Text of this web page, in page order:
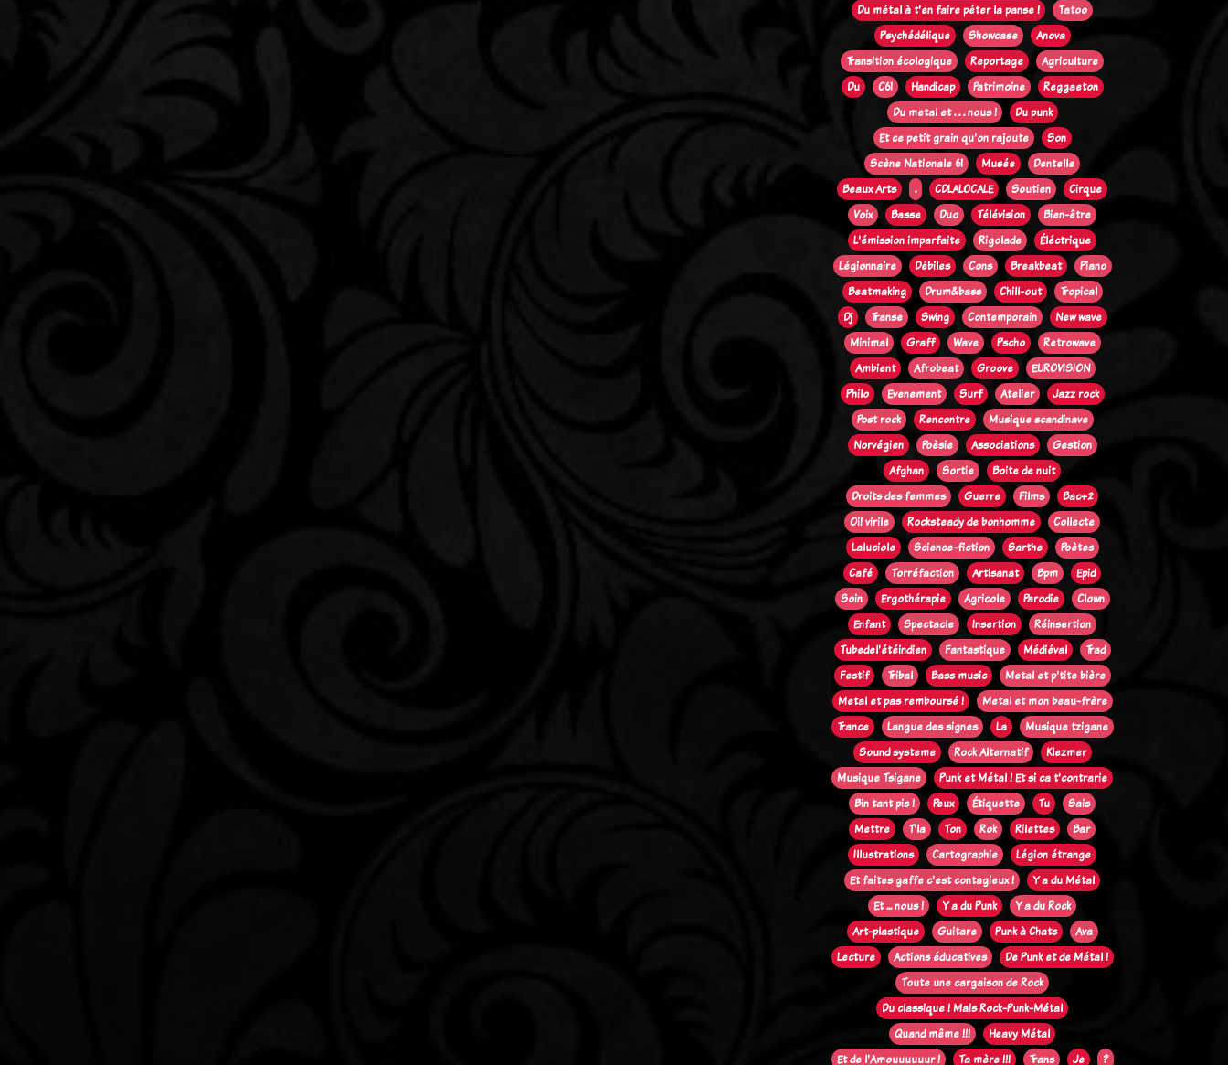
Du métal à t'en faire péter la panse !
Tatoo
Psychédélique
Showcase
Anova
Transition écologique
Reportage
Agriculture
Du
C61 Handicap Patrimoine
Reggaeton
Du metal et . . . nous !
Du punk
Et ce petit grain qu'on rajoute
Son
Scène Nationale 61
Musée
Dentelle
Beaux Arts
. CDLALOCALE Soutien
Cirque
Voix
Basse Duo Télévision
Bien-être
L'émission imparfaite
Rigolade
Éléctrique
Légionnaire
Débiles Cons Breakbeat
Piano
Beatmaking
Drum&bass Chill-out
Tropical
Dj
Transe Swing Contemporain
New wave
Minimal
Graff Wave Pscho
Retrowave
Ambient
Afrobeat Groove
EUROVISION
Philo
Evenement Surf Atelier
Jazz rock
Post rock
Rencontre
Musique scandinave
Norvégien
Poèsie Associations
Gestion
Afghan
Sortie
Boite de nuit
Droits des femmes
Guerre Films
Bac+2
Oi! virile
Rocksteady de bonhomme
Collecte
Laluciole
Science-fiction Sarthe
Poètes
Café
Torréfaction Artisanat Bpm
Epid
Soin
Ergothérapie Agricole Parodie
Clown
Enfant
Spectacle Insertion
Réinsertion
Tubedel'étéindien
Fantastique Médiéval
Trad
Festif
Tribal Bass music
Metal et p'tite bière
Metal et pas remboursé !
Metal et mon beau-frère
Trance
Langue des signes La
Musique tzigane
Sound systeme
Rock Alternatif
Klezmer
Musique Tsigane
Punk et Métal ! Et si ca t'contrarie
Bin tant pis !
Peux Étiquette Tu
Sais
Mettre
T'la Ton Rok Rilettes
Bar
Illustrations
Cartographie
Légion étrange
Et faites gaffe c'est contagieux !
Y a du Métal
Et ... nous !
Y a du Punk
Y a du Rock
Art-plastique
Guitare Punk à Chats
Ava
Lecture
Actions éducatives
De Punk et de Métal !
Toute une cargaison de Rock
Du classique ! Mais Rock-Punk-Métal
Quand même !!!
Heavy Métal
Et de l'Amouuuuuur !
Ta mère !!! Trans Je ?